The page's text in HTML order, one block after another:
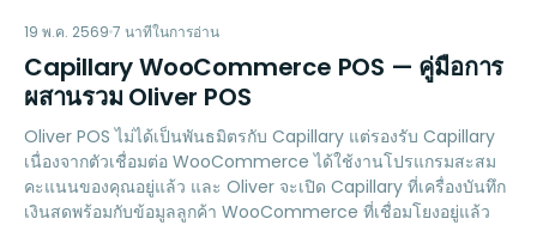
CW
LOYALTY
19 พ.ค. 2569 7 นาทีในการอ่าน
Capillary WooCommerce POS — คู่มือการ
ผสานรวม Oliver POS
Oliver POS ไม่ได้เป็นพันธมิตรกับ Capillary แต่รองรับ Capillary
เนื่องจากตัวเชื่อมต่อ WooCommerce ได้ใช้งานโปรแกรมสะสม
คะแนนของคุณอยู่แล้ว และ Oliver จะเปิด Capillary ที่เครื่องบันทึก
เงินสดพร้อมกับข้อมูลลูกค้า WooCommerce ที่เชื่อมโยงอยู่แล้ว